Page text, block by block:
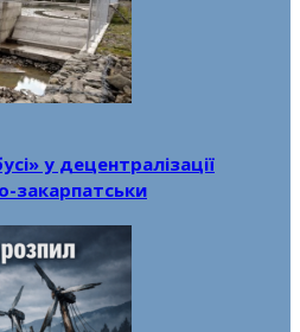
у децентралізації
закарпатськи